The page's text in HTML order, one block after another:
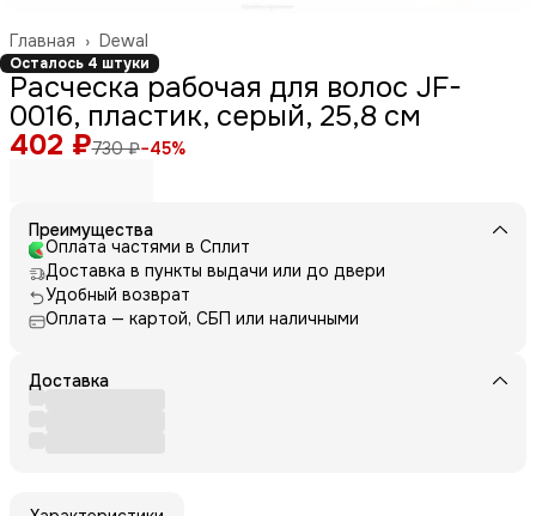
Dewal
Главная ›
Осталось 4 штуки
Расческа рабочая для волос JF-
0016, пластик, серый, 25,8 см
402 ₽730 ₽−45%
Преимущества
Оплата частями в Сплит
Доставка в пункты выдачи или до двери
Удобный возврат
Оплата — картой, СБП или наличными
Доставка